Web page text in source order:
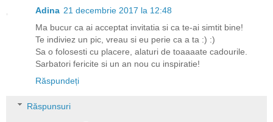
Adina 21 decembrie 2017 la 12:48
Ma bucur ca ai acceptat invitatia si ca te-ai simtit bine!
Te indiviez un pic, vreau si eu perie ca a ta :) :)
Sa o folosesti cu placere, alaturi de toaaaate cadourile.
Sarbatori fericite si un an nou cu inspiratie!
Răspundeți
Răspunsuri